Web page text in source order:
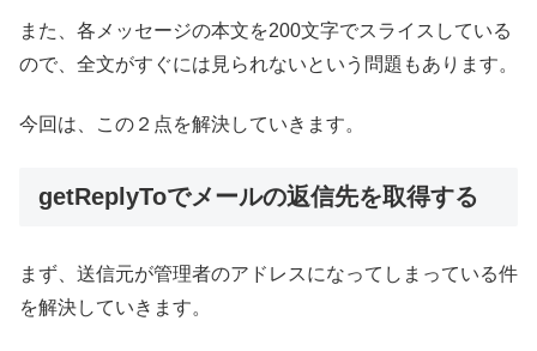
また、各メッセージの本文を200文字でスライスしている
ので、全文がすぐには見られないという問題もあります。
今回は、この２点を解決していきます。
getReplyToでメールの返信先を取得する
まず、送信元が管理者のアドレスになってしまっている件
を解決していきます。